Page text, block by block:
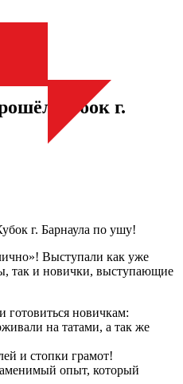
Кубок г.
г. Барнаула по ушу!
Выступали как уже
так и новички, выступающие
новичкам:
на татами, а так же
и стопки грамот!
опыт, который